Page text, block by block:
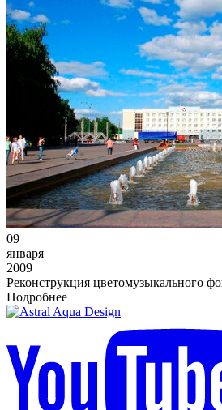
09
января
2009
Реконструкция цветомузыкального
Подробнее